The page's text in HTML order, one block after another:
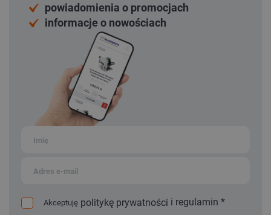
powiadomienia o promocjach
informacje o nowościach
Akceptuję politykę prywatności i regulamin *